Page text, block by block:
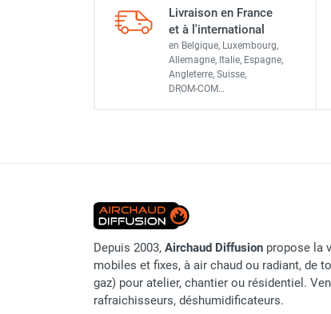
Chauffage suspendu au gaz
Chauffage FARM
Chauffage FARM au gaz
Chauffage FARM au fioul
Chauffage d'atelier granulés / bois /
Aérotherme à eau chaude ou froide
Aérotherme au fioul
Aérotherme pompe à chaleur
(détente directe)
Chauffage mobile électrique, fioul et
gaz
Marque
Référence fournisseur
Classement produit
Livraison en France
et à l'international
en Belgique, Luxembourg,
Allemagne, Italie, Espagne,
Angleterre, Suisse,
DROM-COM…
Depuis 2003, Airchaud Diffusion propose la
mobiles et fixes, à air chaud ou radiant, de
gaz) pour atelier, chantier ou résidentiel.
rafraichisseurs, déshumidificateurs.